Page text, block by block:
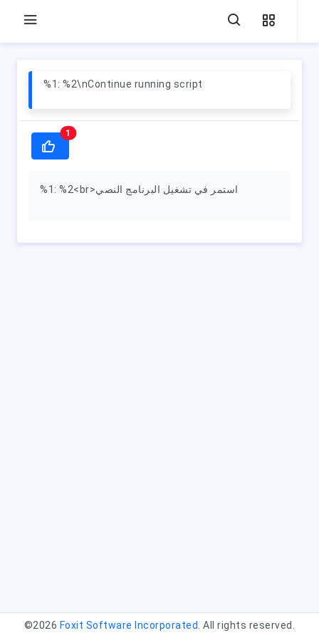
%1: %2\nContinue running script
1
%1: %2<br>استمر في تشغيل البرنامج النصي
©2026 Foxit Software Incorporated . All rights reserved.